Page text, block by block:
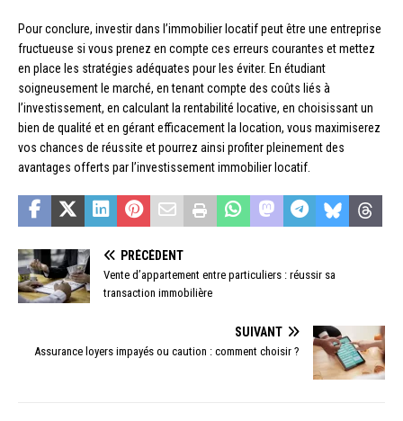
Pour conclure, investir dans l’immobilier locatif peut être une entreprise
fructueuse si vous prenez en compte ces erreurs courantes et mettez
en place les stratégies adéquates pour les éviter. En étudiant
soigneusement le marché, en tenant compte des coûts liés à
l’investissement, en calculant la rentabilité locative, en choisissant un
bien de qualité et en gérant efficacement la location, vous maximiserez
vos chances de réussite et pourrez ainsi profiter pleinement des
avantages offerts par l’investissement immobilier locatif.
PRÉCÉDENT
Vente d’appartement entre particuliers : réussir sa
transaction immobilière
SUIVANT
Assurance loyers impayés ou caution : comment choisir ?